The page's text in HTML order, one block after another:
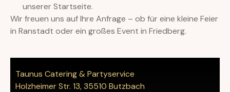
unserer Startseite.
Wir freuen uns auf Ihre Anfrage – ob für eine kleine Feier
in Ranstadt oder ein großes Event in Friedberg.
Taunus Catering & Partyservice
Holzheimer Str. 13, 35510 Butzbach